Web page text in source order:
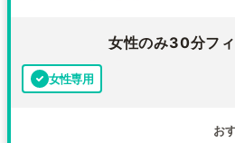
女性のみ30分フ
女性専用
お